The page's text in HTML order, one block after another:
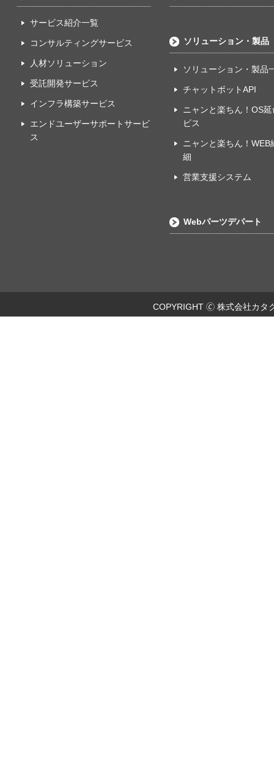
サービス紹介一覧
コンサルティングサービス
人材ソリューション
受託開発サービス
インフラ構築サービス
エンドユーザーサポートサービ
ス
ソリューション・製品
ソリューション・製品
チャットボットAPI
ニャンと楽ちん！OS
ビス
ニャンと楽ちん！WEB
細
営業支援システム
Webパーツデパート
COPYRIGHT 🄫 株式会社カタ